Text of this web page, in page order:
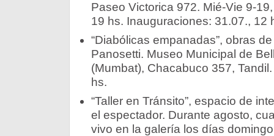
Paseo Victorica 972. Mié-Vie 9-
19 hs. Inauguraciones: 31.07., 12
“Diabólicas empanadas”, obras
Panosetti. Museo Municipal de
(Mumbat), Chacabuco 357,
hs.
“Taller en Tránsito”, espacio de
el espectador. Durante agosto,
vivo en la galería los días